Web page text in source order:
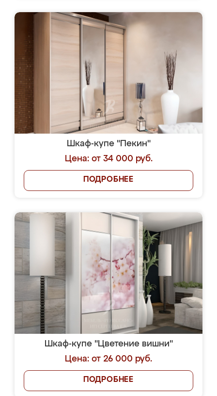
Шкаф-купе "Пекин"
Цена: от 34 000 руб.
ПОДРОБНЕЕ
Шкаф-купе "Цветение вишни"
Цена: от 26 000 руб.
ПОДРОБНЕЕ